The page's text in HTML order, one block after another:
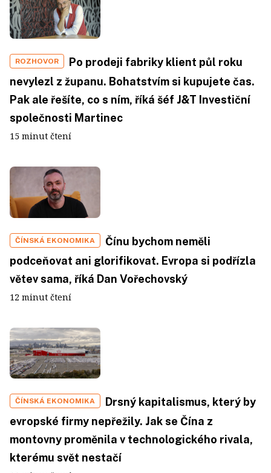
ROZHOVOR
Po prodeji fabriky klient půl roku
nevylezl z županu. Bohatstvím si kupujete čas.
Pak ale řešíte, co s ním, říká šéf J&T Investiční
společnosti Martinec
15 minut čtení
ČÍNSKÁ EKONOMIKA
Čínu bychom neměli
podceňovat ani glorifikovat. Evropa si podřízla
větev sama, říká Dan Vořechovský
12 minut čtení
ČÍNSKÁ EKONOMIKA
Drsný kapitalismus, který by
evropské firmy nepřežily. Jak se Čína z
montovny proměnila v technologického rivala,
kterému svět nestačí